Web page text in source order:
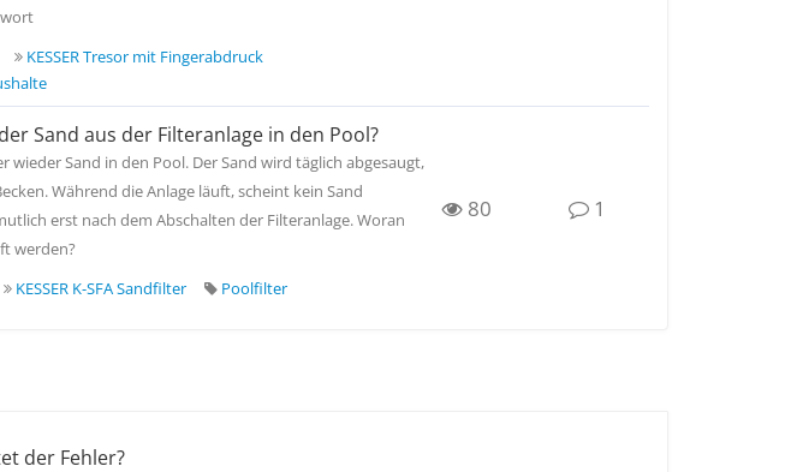
KESSER Tresor mit Fingerabdruck
Sand aus der Filteranlage in den Pool?
wieder Sand in den Pool. Der Sand wird täglich abgesaugt,
Während die Anlage läuft, scheint kein Sand
erst nach dem Abschalten der Filteranlage. Woran
werden?
KESSER K-SFA Sandfilter Poolfilter
80 1
der Fehler?